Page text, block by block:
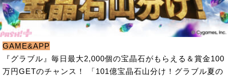
GAME&APP
『グラブル』毎日最大2,000個の宝晶石がもらえる＆賞金100
万円GETのチャンス！ 「101億宝晶石山分け！グラブル夏の